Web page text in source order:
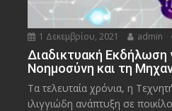
1 Δεκεμβρίου, 2021 admin
Διαδικτυακή Εκδήλωση
Νοημοσύνη και τη
Τα τελευταία χρόνια, η
ιλιγγιώδη ανάπτυξη σε